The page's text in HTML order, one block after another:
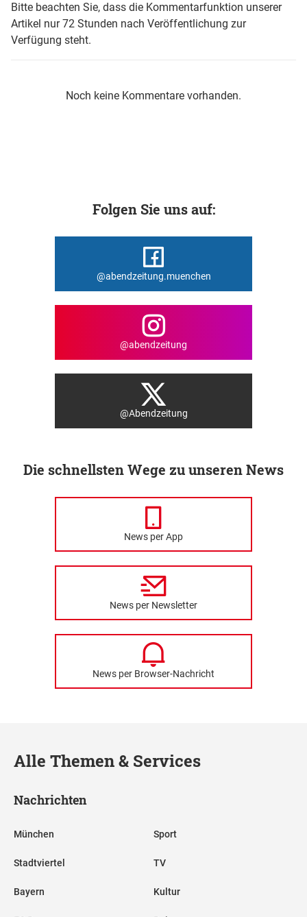
Bitte beachten Sie, dass die Kommentarfunktion unserer
Artikel nur 72 Stunden nach Veröffentlichung zur
Verfügung steht.
Noch keine Kommentare vorhanden.
Folgen Sie uns auf:
@abendzeitung.muenchen
@abendzeitung
@Abendzeitung
Die schnellsten Wege zu unseren News
News per App
News per Newsletter
News per Browser-Nachricht
Alle Themen & Services
Nachrichten
München
Stadtviertel
Bayern
Sport
TV
Kultur